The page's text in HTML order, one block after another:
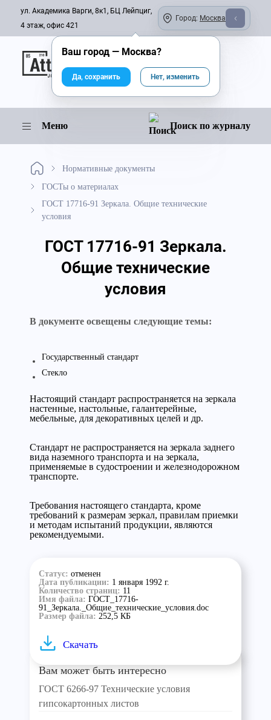
ул. Академика Варги, 8к1, БЦ Лейпциг,
4 этаж, офис 421
Город: Москва
Онлайн-журнал
Меню Поиск по журналу
Нормативные документы
ГОСТы о материалах
ГОСТ 17716-91 Зеркала. Общие технические
условия
ГОСТ 17716-91 Зеркала.
Общие технические
условия
В документе освещены следующие темы:
Государственный стандарт
Стекло
Настоящий стандарт распространяется на зеркала
настенные, настольные, галантерейные,
мебельные, для декоративных целей и др.
Стандарт не распространяется на зеркала заднего
вида наземного транспорта и на зеркала,
применяемые в судостроении и железнодорожном
транспорте.
Требования настоящего стандарта, кроме
требований к размерам зеркал, правилам приемки
и методам испытаний продукции, являются
рекомендуемыми.
Статус: отменен
Дата публикации: 1 января 1992 г.
Количество страниц: 11
Имя файла: ГОСТ_17716-
91_Зеркала._Общие_технические_условия.doc
Размер файла: 252,5 КБ
Скачать
Вам может быть интересно
ГОСТ 6266-97 Технические условия
гипсокартонных листов
Ваш город — Москва?
Да, сохранить Нет, изменить